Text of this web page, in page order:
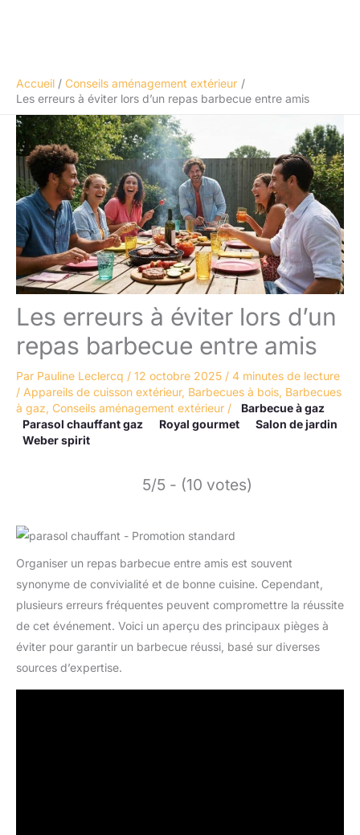
Accueil
Conseils aménagement extérieur
Les erreurs à éviter lors d’un repas barbecue entre amis
Les erreurs à éviter lors d’un
repas barbecue entre amis
Par Pauline Leclercq / 12 octobre 2025 / 4 minutes de lecture
/ Appareils de cuisson extérieur, Barbecues à bois, Barbecues
à gaz, Conseils aménagement extérieur /
Barbecue à gaz
Parasol chauffant gaz
Royal gourmet
Salon de jardin
Weber spirit
5/5 - (10 votes)
Organiser un repas barbecue entre amis est souvent
synonyme de convivialité et de bonne cuisine. Cependant,
plusieurs erreurs fréquentes peuvent compromettre la réussite
de cet événement. Voici un aperçu des principaux pièges à
éviter pour garantir un barbecue réussi, basé sur diverses
sources d’expertise.